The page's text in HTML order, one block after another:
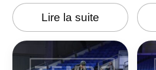
Lire la suite